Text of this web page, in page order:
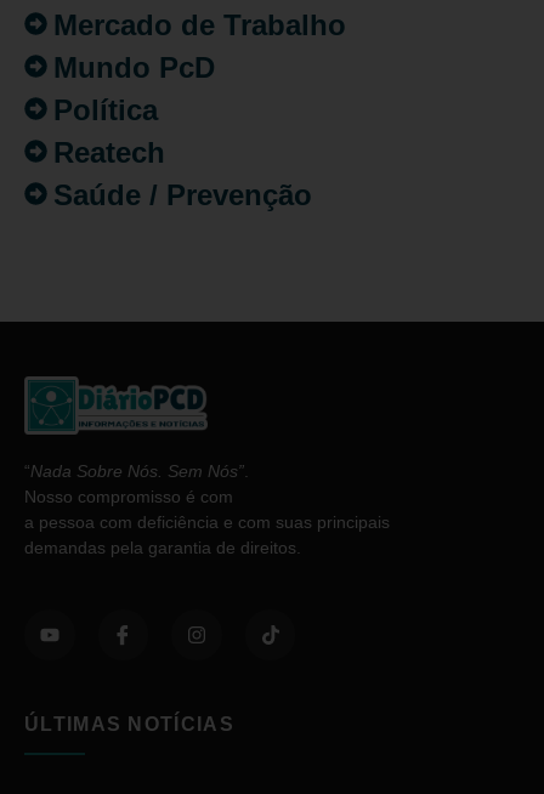
Mercado de Trabalho
Mundo PcD
Política
Reatech
Saúde / Prevenção
“Nada Sobre Nós. Sem Nós”
Nosso compromisso é com
a pessoa com deficiência e com suas principais
demandas pela garantia de direitos.
ÚLTIMAS NOTÍCIAS